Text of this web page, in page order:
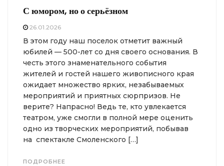
С юмором, но о серьёзном
26.01.2026
В этом году наш поселок отметит важный
юбилей — 500-лет со дня своего основания. В
честь этого знаменательного события
жителей и гостей нашего живописного края
ожидает множество ярких, незабываемых
мероприятий и приятных сюрпризов. Не
верите? Напрасно! Ведь те, кто увлекается
театром, уже смогли в полной мере оценить
одно из творческих мероприятий, побывав
на спектакле Смоленского […]
ПОДРОБНЕЕ